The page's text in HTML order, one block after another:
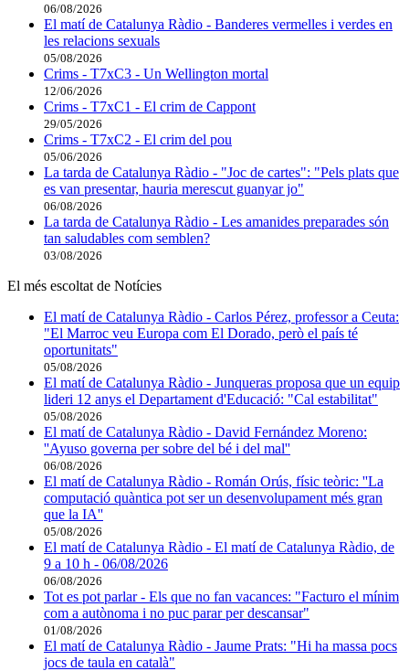
06/08/2026
El matí de Catalunya Ràdio - Banderes vermelles i verdes en
les relacions sexuals
05/08/2026
Crims - T7xC3 - Un Wellington mortal
12/06/2026
Crims - T7xC1 - El crim de Cappont
29/05/2026
Crims - T7xC2 - El crim del pou
05/06/2026
La tarda de Catalunya Ràdio - "Joc de cartes": "Pels plats que
es van presentar, hauria merescut guanyar jo"
06/08/2026
La tarda de Catalunya Ràdio - Les amanides preparades són
tan saludables com semblen?
03/08/2026
El més escoltat de Notícies
El matí de Catalunya Ràdio - Carlos Pérez, professor a Ceuta:
"El Marroc veu Europa com El Dorado, però el país té
oportunitats"
05/08/2026
El matí de Catalunya Ràdio - Junqueras proposa que un equip
lideri 12 anys el Departament d'Educació: "Cal estabilitat"
05/08/2026
El matí de Catalunya Ràdio - David Fernández Moreno:
''Ayuso governa per sobre del bé i del mal''
06/08/2026
El matí de Catalunya Ràdio - Román Orús, físic teòric: ''La
computació quàntica pot ser un desenvolupament més gran
que la IA''
05/08/2026
El matí de Catalunya Ràdio - El matí de Catalunya Ràdio, de
9 a 10 h - 06/08/2026
06/08/2026
Tot es pot parlar - Els que no fan vacances: "Facturo el mínim
com a autònoma i no puc parar per descansar"
01/08/2026
El matí de Catalunya Ràdio - Jaume Prats: "Hi ha massa pocs
jocs de taula en català"